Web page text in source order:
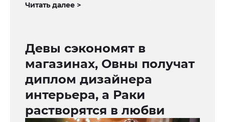
Читать далее >
Девы сэкономят в
магазинах, Овны получат
диплом дизайнера
интерьера, а Раки
растворятся в любви